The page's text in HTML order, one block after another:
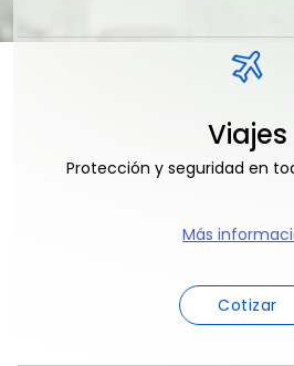
Viajes
Protección y seguridad en
Más
Cotizar